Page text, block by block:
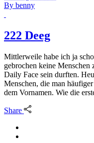
By benny
222 Deeg
Mittlerweile habe ich ja
gebrochen keine Menschen
Daily Face sein durften.
Menschen, die man
dem Vornamen. Wie die
Share